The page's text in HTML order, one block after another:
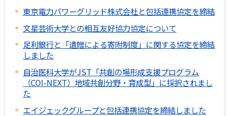
東京電力パワーグリッド株式会社と包括連携協定を締結
文星芸術大学との相互友好協力協定について
足利銀行と「遺贈による寄附制度」に関する協定を締結
しました
自治医科大学がJST「共創の場形成支援プログラム
（COI-NEXT）地域共創分野・育成型」に採択されまし
た
エイジェックグループと包括連携協定を締結しました